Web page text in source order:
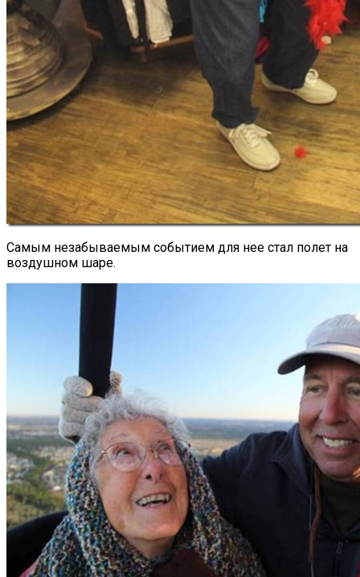
Самым незабываемым событием для нее стал полет на
воздушном шаре.